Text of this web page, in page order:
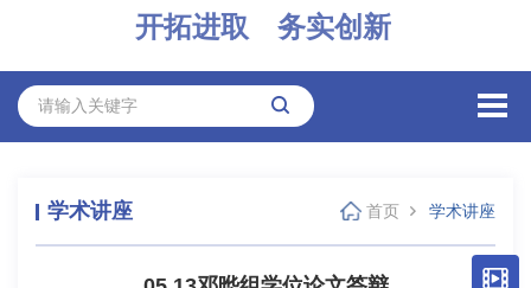
开拓进取 务实创新
学术讲座 首页 学术讲座